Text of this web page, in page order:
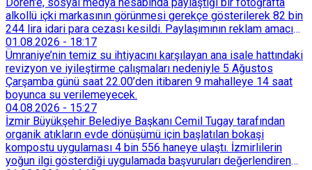
Dören'e, sosyal medya hesabında paylaştığı bir fotoğrafta
alkollü içki markasının görünmesi gerekçe gösterilerek 82 bin
244 lira idari para cezası kesildi. Paylaşımının reklam amacı
taşımadığını savunan Dören, cezanın iptali için yargıya
başvurdu.
01.08.2026 - 18:17
Ümraniye’nin temiz su ihtiyacını karşılayan ana isale hattındaki
revizyon ve iyileştirme çalışmaları nedeniyle 5 Ağustos
Çarşamba günü saat 22.00’den itibaren 9 mahalleye 14 saat
boyunca su verilemeyecek.
04.08.2026 - 15:27
İzmir Büyükşehir Belediye Başkanı Cemil Tugay tarafından
organik atıkların evde dönüşümü için başlatılan bokaşi
kompostu uygulaması 4 bin 556 haneye ulaştı. İzmirlilerin
yoğun ilgi gösterdiği uygulamada başvuruları değerlendiren